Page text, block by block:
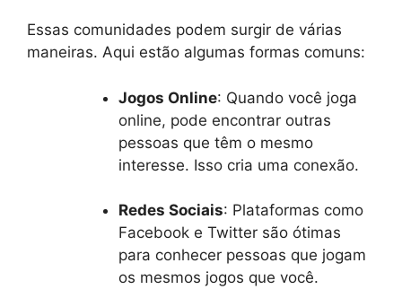
Essas comunidades podem surgir de várias
maneiras. Aqui estão algumas formas comuns:
Jogos Online: Quando você joga
online, pode encontrar outras
pessoas que têm o mesmo
interesse. Isso cria uma conexão.
Redes Sociais: Plataformas como
Facebook e Twitter são ótimas
para conhecer pessoas que jogam
os mesmos jogos que você.